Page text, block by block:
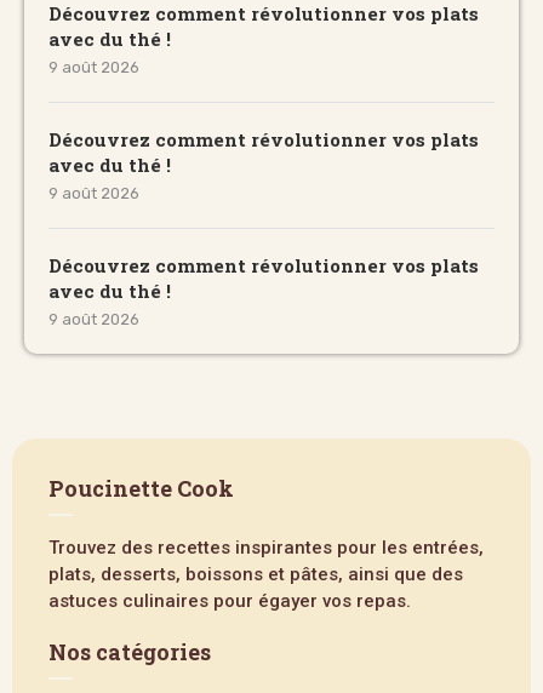
Découvrez comment révolutionner vos plats
avec du thé !
9 août 2026
Découvrez comment révolutionner vos plats
avec du thé !
9 août 2026
Découvrez comment révolutionner vos plats
avec du thé !
9 août 2026
Poucinette Cook
Trouvez des recettes inspirantes pour les entrées,
plats, desserts, boissons et pâtes, ainsi que des
astuces culinaires pour égayer vos repas.
Nos catégories